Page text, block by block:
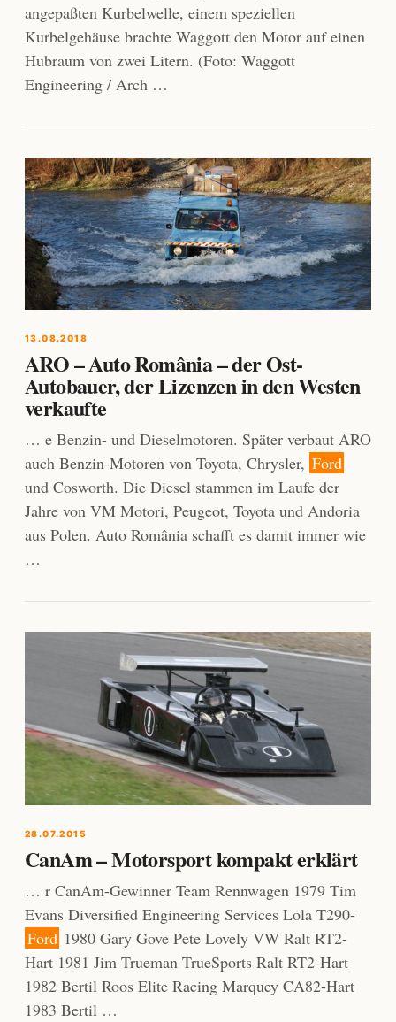
angepaßten Kurbelwelle, einem speziellen
Kurbelgehäuse brachte Waggott den Motor auf einen
Hubraum von zwei Litern. (Foto: Waggott
Engineering / Arch …
13.08.2018
ARO – Auto România – der Ost-
Autobauer, der Lizenzen in den Westen
verkaufte
… e Benzin- und Dieselmotoren. Später verbaut ARO
auch Benzin-Motoren von Toyota, Chrysler, Ford
und Cosworth. Die Diesel stammen im Laufe der
Jahre von VM Motori, Peugeot, Toyota und Andoria
aus Polen. Auto România schafft es damit immer wie
…
28.07.2015
CanAm – Motorsport kompakt erklärt
… r CanAm-Gewinner Team Rennwagen 1979 Tim
Evans Diversified Engineering Services Lola T290-
Ford 1980 Gary Gove Pete Lovely VW Ralt RT2-
Hart 1981 Jim Trueman TrueSports Ralt RT2-Hart
1982 Bertil Roos Elite Racing Marquey CA82-Hart
1983 Bertil …